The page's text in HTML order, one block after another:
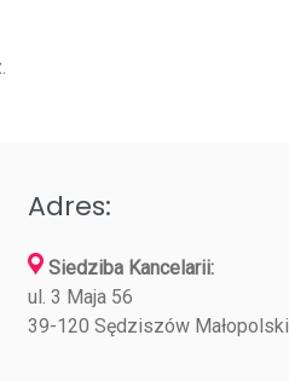
Adres:
Siedziba Kancelarii:
ul. 3 Maja 56
39-120 Sędziszów Małopolski